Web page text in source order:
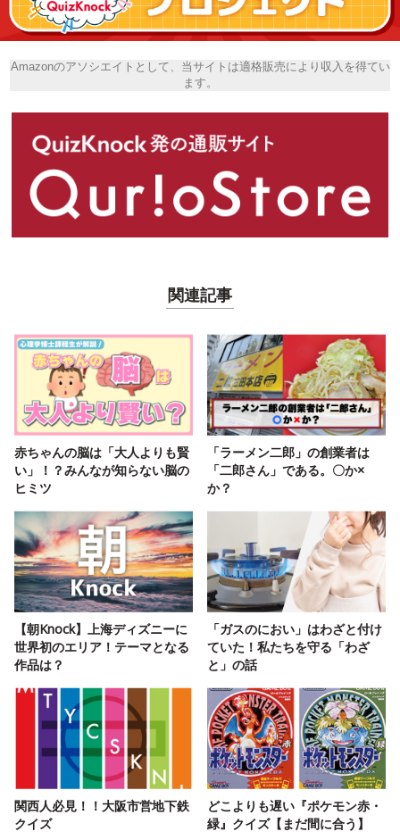
Amazonのアソシエイトとして、当サイトは適格販売により収入を得てい
ます。
関連記事
赤ちゃんの脳は「大人よりも賢
い」！？みんなが知らない脳の
ヒミツ
「ラーメン二郎」の創業者は
「二郎さん」である。〇か×
か？
【朝Knock】上海ディズニーに
世界初のエリア！テーマとなる
作品は？
「ガスのにおい」はわざと付け
ていた！私たちを守る「わざ
と」の話
関西人必見！！大阪市営地下鉄
クイズ
どこよりも遅い『ポケモン赤・
緑』クイズ【まだ間に合う】